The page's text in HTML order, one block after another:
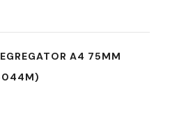
A4 75MM